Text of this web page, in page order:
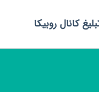
کانال روبیکا